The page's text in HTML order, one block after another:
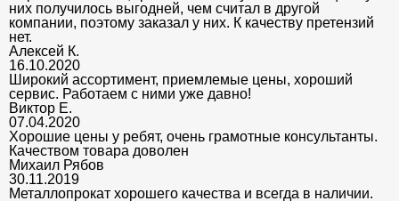
них получилось выгодней, чем считал в другой
компании, поэтому заказал у них. К качеству претензий
нет.
Алексей К.
16.10.2020
Широкий ассортимент, приемлемые цены, хороший
сервис. Работаем с ними уже давно!
Виктор Е.
07.04.2020
Хорошие цены у ребят, очень грамотные консультанты.
Качеством товара доволен
Михаил Рябов
30.11.2019
Металлопрокат хорошего качества и всегда в наличии.